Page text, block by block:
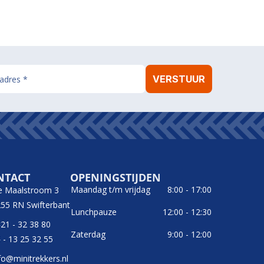
Maalstroom 3
RN Swifterbant
- 32 38 80
- 13 25 32 55
OPENINGSTIJDEN
Maandag t/m vrijdag
8:00 - 17:00
Lunchpauze
12:00 - 12:30
Zaterdag
9:00 - 12:00